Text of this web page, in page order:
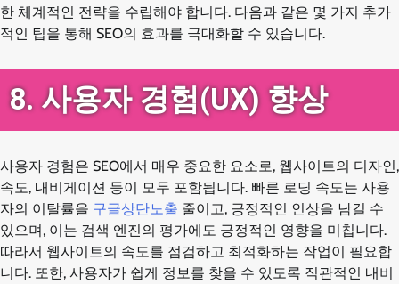
한 체계적인 전략을 수립해야 합니다. 다음과 같은 몇 가지 추가
적인 팁을 통해 SEO의 효과를 극대화할 수 있습니다.
8. 사용자 경험(UX) 향상
사용자 경험은 SEO에서 매우 중요한 요소로, 웹사이트의 디자인,
속도, 내비게이션 등이 모두 포함됩니다. 빠른 로딩 속도는 사용
자의 이탈률을 구글상단노출 줄이고, 긍정적인 인상을 남길 수
있으며, 이는 검색 엔진의 평가에도 긍정적인 영향을 미칩니다.
따라서 웹사이트의 속도를 점검하고 최적화하는 작업이 필요합
니다. 또한, 사용자가 쉽게 정보를 찾을 수 있도록 직관적인 내비